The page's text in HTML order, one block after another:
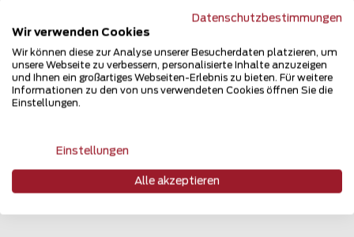
Gratis Zaun-Katalog bestellen
Entdecken Sie die Vielfalt unserer Zaunlösungen
für Haus, Garten, Tierhaltung, Industrie und
öffentliche Anlagen. Unsere kostenlosen Kataloge
bieten Ihnen Inspiration, Produktübersicht und
zum Durchblättern oder nach Hause bestellen .
Alle Kataloge anschauen
Datenschutzbestimmungen
Wir verwenden Cookies
Wir können diese zur Analyse unserer Besucherdaten platzieren, um
unsere Webseite zu verbessern, personalisierte Inhalte anzuzeigen
und Ihnen ein großartiges Webseiten-Erlebnis zu bieten. Für weitere
Informationen zu den von uns verwendeten Cookies öffnen Sie die
Einstellungen.
Einstellungen
Alle akzeptieren